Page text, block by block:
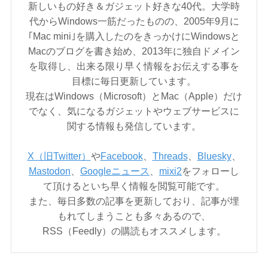
新しいもの好き＆ガジェット好きな40代。大学時
代からWindows一筋だったものの、2005年9月に
｢Mac mini｣を購入したのをきっかけにWindowsと
Macのブログを書き始め、2013年に独自ドメイン
を取得し、出来る限り早く情報をお伝えする事を
目標に毎日更新しています。
現在はWindows（Microsoft）とMac（Apple）だけ
でなく、気になるガジェットやウェブサービスに
関する情報も発信しています。
X（旧Twitter） やFacebook、 Threads、 Bluesky、
Mastodon
Googleニュース mixi2をフォローし
て頂けるといち早く情報を閲覧可能です。
また、毎日多数の記事を更新しており、記事が埋
もれてしまうことも多々あるので、
RSS（Feedly）の購読もオススメします。